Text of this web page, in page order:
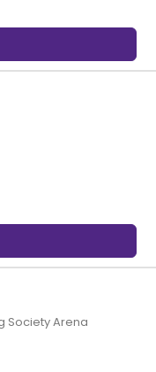
Society Arena